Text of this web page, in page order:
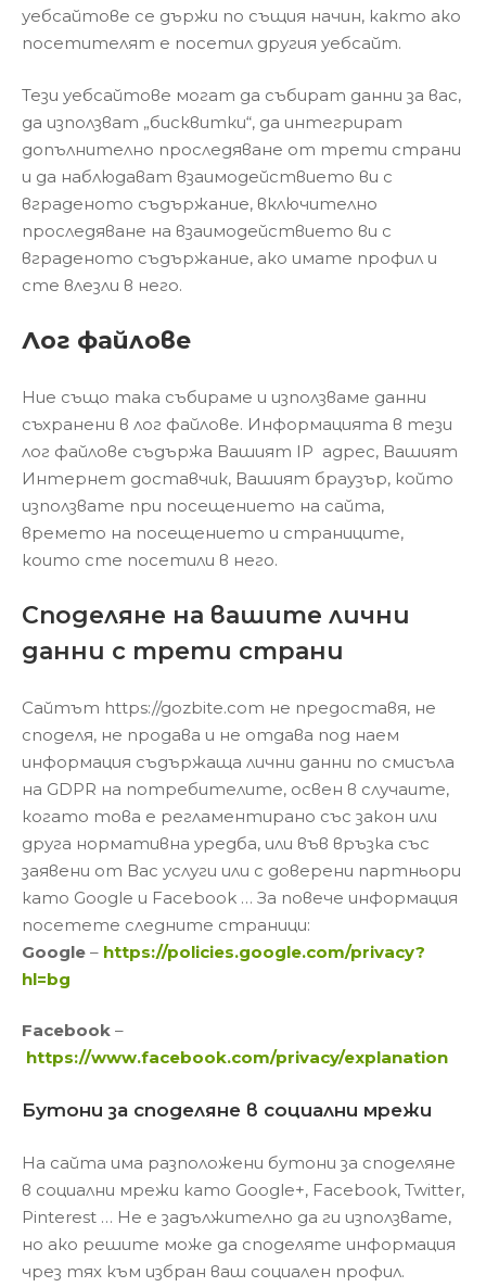
уебсайтове се държи по същия начин, както ако
посетителят е посетил другия уебсайт.
Тези уебсайтове могат да събират данни за вас,
да използват „бисквитки“, да интегрират
допълнително проследяване от трети страни
и да наблюдават взаимодействието ви с
вграденото съдържание, включително
проследяване на взаимодействието ви с
вграденото съдържание, ако имате профил и
сте влезли в него.
Лог файлове
Ние също така събираме и използваме данни
съхранени в лог файлове. Информацията в тези
лог файлове съдържа Вашият IP адрес, Вашият
Интернет доставчик, Вашият браузър, който
използвате при посещението на сайта,
времето на посещението и страниците,
които сте посетили в него.
Споделяне на вашите лични
данни с трети страни
Сайтът https://gozbite.com не предоставя, не
споделя, не продава и не отдава под наем
информация съдържаща лични данни по смисъла
на GDPR на потребителите, освен в случаите,
когато това е регламентирано със закон или
друга нормативна уредба, или във връзка със
заявени от Вас услуги или с доверени партньори
като Google и Facebook … За повече информация
посетете следните страници:
Google – https://policies.google.com/privacy?
hl=bg
Facebook –
https://www.facebook.com/privacy/explanation
Бутони за споделяне в социални мрежи
На сайта има разположени бутони за споделяне
в социални мрежи като Google+, Facebook, Twitter,
Pinterest … Не е задължително да ги използвате,
но ако решите може да споделяте информация
чрез тях към избран ваш социален профил.